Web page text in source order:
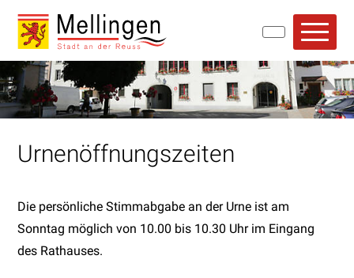
Navigieren in Mellingen
Schnellnavigation
Urnenöffnungszeiten
Die persönliche Stimmabgabe an der Urne ist am
Sonntag möglich von 10.00 bis 10.30 Uhr im Eingang
des Rathauses.